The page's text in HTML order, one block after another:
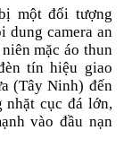
một đối tượng
dung camera an
mặc áo thun
tín hiệu giao
(Tây Ninh) đến
nhặt cục đá lớn,
vào đầu nạn